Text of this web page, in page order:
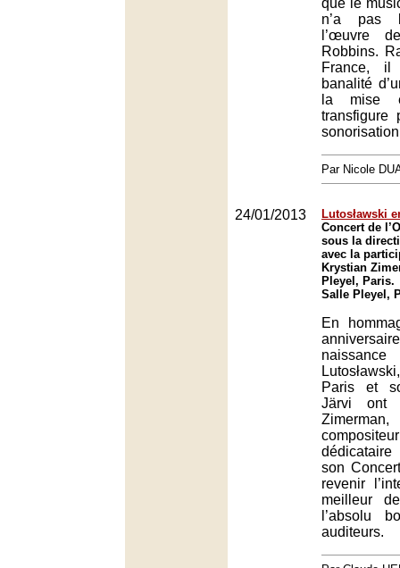
que le
n’a pas
l’œuvre
Robbins.
France,
banalité
la mise
transfigure
Par Nicole
24/01/2013
Lutosławski
Concert de
sous la
avec la
Krystian
Pleyel, Paris.
Salle Pleyel,
En
Paris et
Järvi ont
Zimerman,
son
revenir
meilleur
l’absolu
auditeurs.